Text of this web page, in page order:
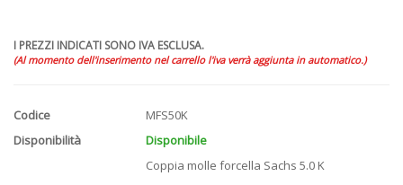
I PREZZI INDICATI SONO IVA ESCLUSA.
(Al momento dell'inserimento nel carrello l'iva verrà aggiunta in automatico.)
Codice
MFS50K
Disponibilità
Disponibile
Coppia molle forcella Sachs 5.0 K